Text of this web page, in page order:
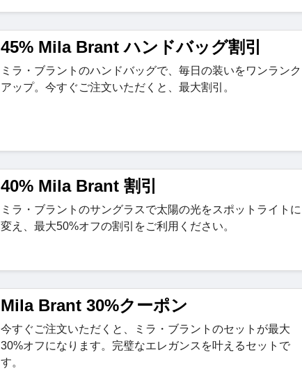
45% Mila Brant ハンドバッグ割引
ミラ・ブラントのハンドバッグで、毎日の装いをワンランク
アップ。今すぐご注文いただくと、最大割引。
40% Mila Brant 割引
ミラ・ブラントのサングラスで太陽の光をスポットライトに
変え、最大50%オフの割引をご利用ください。
Mila Brant 30%クーポン
今すぐご注文いただくと、ミラ・ブラントのセットが最大
30%オフになります。完璧なエレガンスを叶えるセットで
す。